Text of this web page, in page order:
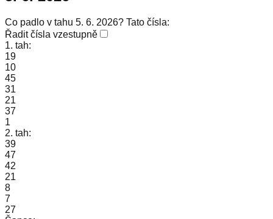
Co padlo v tahu 5. 6. 2026? Tato čísla:
Řadit čísla vzestupně
1. tah:
19
10
45
31
21
37
1
2. tah:
39
47
42
21
8
7
27